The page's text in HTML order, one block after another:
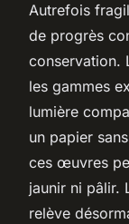
Autrefois
de progrès
conservation.
les gammes
lumière
un papier
ces œuvres
jaunir ni pâlir.
relève